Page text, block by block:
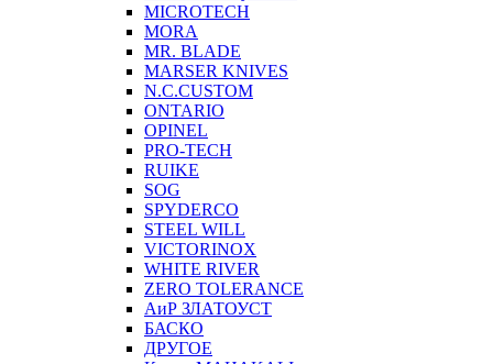
MICROTECH
MORA
MR. BLADE
MARSER KNIVES
N.C.CUSTOM
ONTARIO
OPINEL
PRO-TECH
RUIKE
SOG
SPYDERCO
STEEL WILL
VICTORINOX
WHITE RIVER
ZERO TOLERANCE
АиР ЗЛАТОУСТ
БАСКО
ДРУГОЕ